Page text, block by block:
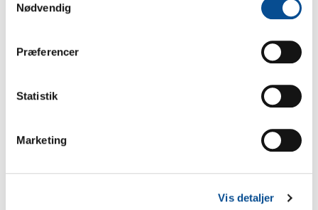
Nødvendig
Præferencer
Statistik
Marketing
Vis detaljer
Boltsvejsning